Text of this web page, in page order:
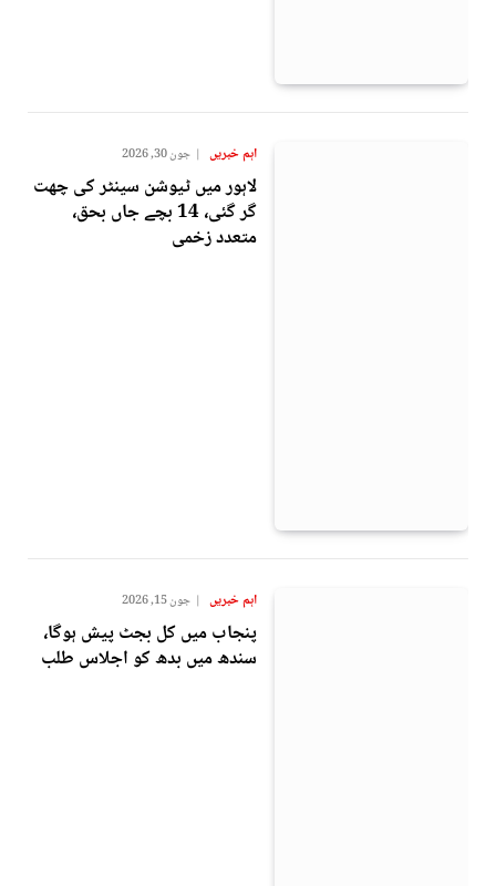
اہم خبریں جون 30, 2026
لاہور میں ٹیوشن سینٹر کی چھت
گر گئی، 14 بچے جاں بحق،
متعدد زخمی
اہم خبریں جون 15, 2026
پنجاب میں کل بجٹ پیش ہوگا،
سندھ میں بدھ کو اجلاس طلب